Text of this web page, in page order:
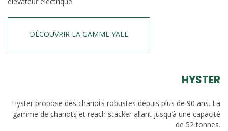
DÉCOUVRIR LA GAMME YALE
HYSTER
Hyster propose des chariots robustes depuis plus de 90 ans. La
gamme de chariots et reach stacker allant jusqu’à une capacité
de 52 tonnes.